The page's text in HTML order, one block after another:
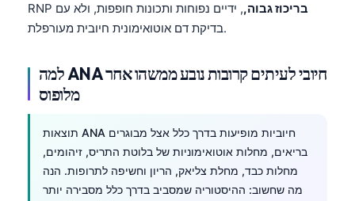
RNP
בריכוז גבוה,, ידיים נפוחות ותכונות חופפות, ולא עם
בדיקת דם אוטואימונית חיובית מעורפלת.
למה ANA חיובי לעיתים קרובות נובע ממשהו אחר
מלופוס
תוצאות ANA חיוביות מופיעות בדרך כלל אצל מבוגרים
בריאים, מחלות אוטואימוניות של בלוטת התריס, זיהומים,
מחלות כבד, מחלת צליאק, הריון וחשיפה לתרופות. הנה
מה שחשוב: ההיסטוריה שמסביב בדרך כלל מסבירה יותר